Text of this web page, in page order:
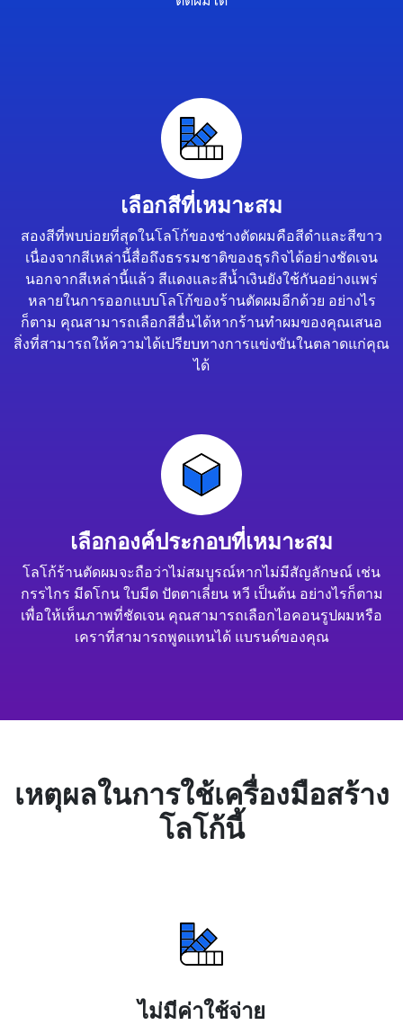
เลือกสีที่เหมาะสม
สองสีที่พบบ่อยที่สุดในโลโก้ของช่างตัดผมคือสีดำและสีขาว
เนื่องจากสีเหล่านี้สื่อถึงธรรมชาติของธุรกิจได้อย่างชัดเจน
นอกจากสีเหล่านี้แล้ว สีแดงและสีน้ำเงินยังใช้กันอย่างแพร่
หลายในการออกแบบโลโก้ของร้านตัดผมอีกด้วย อย่างไร
ก็ตาม คุณสามารถเลือกสีอื่นได้หากร้านทำผมของคุณเสนอ
สิ่งที่สามารถให้ความได้เปรียบทางการแข่งขันในตลาดแก่คุณ
ได้
เลือกองค์ประกอบที่เหมาะสม
โลโก้ร้านตัดผมจะถือว่าไม่สมบูรณ์หากไม่มีสัญลักษณ์ เช่น
กรรไกร มีดโกน ใบมีด ปัตตาเลี่ยน หวี เป็นต้น อย่างไรก็ตาม
เพื่อให้เห็นภาพที่ชัดเจน คุณสามารถเลือกไอคอนรูปผมหรือ
เคราที่สามารถพูดแทนได้ แบรนด์ของคุณ
เหตุผลในการใช้เครื่องมือสร้าง
โลโก้นี้
ไม่มีค่าใช้จ่าย